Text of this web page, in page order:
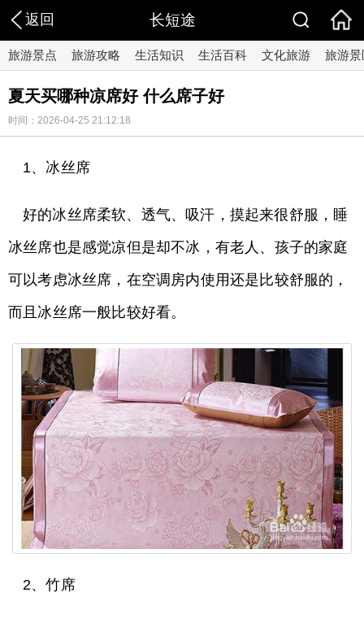
返回 长短途
旅游景点 旅游攻略 生活知识 生活百科 文化旅游 旅游景
夏天买哪种凉席好 什么席子好
时间：2026-04-25 21:12:18
1、冰丝席
好的冰丝席柔软、透气、吸汗，摸起来很舒服，睡
冰丝席也是感觉凉但是却不冰，有老人、孩子的家庭
可以考虑冰丝席，在空调房内使用还是比较舒服的，
而且冰丝席一般比较好看。
2、竹席